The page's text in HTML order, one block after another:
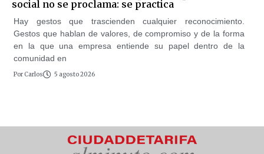
social no se proclama: se practica
Hay gestos que trascienden cualquier reconocimiento.
Gestos que hablan de valores, de compromiso y de la forma
en la que una empresa entiende su papel dentro de la
comunidad en
Por Carlos 5 agosto 2026